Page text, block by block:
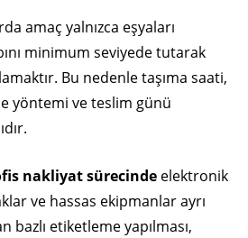
amaç yalnızca eşyaları
minimum seviyede tutarak
Bu nedenle taşıma saati,
yöntemi ve teslim günü
nakliyat sürecinde elektronik
ve hassas ekipmanlar ayrı
bazlı etiketleme yapılması,